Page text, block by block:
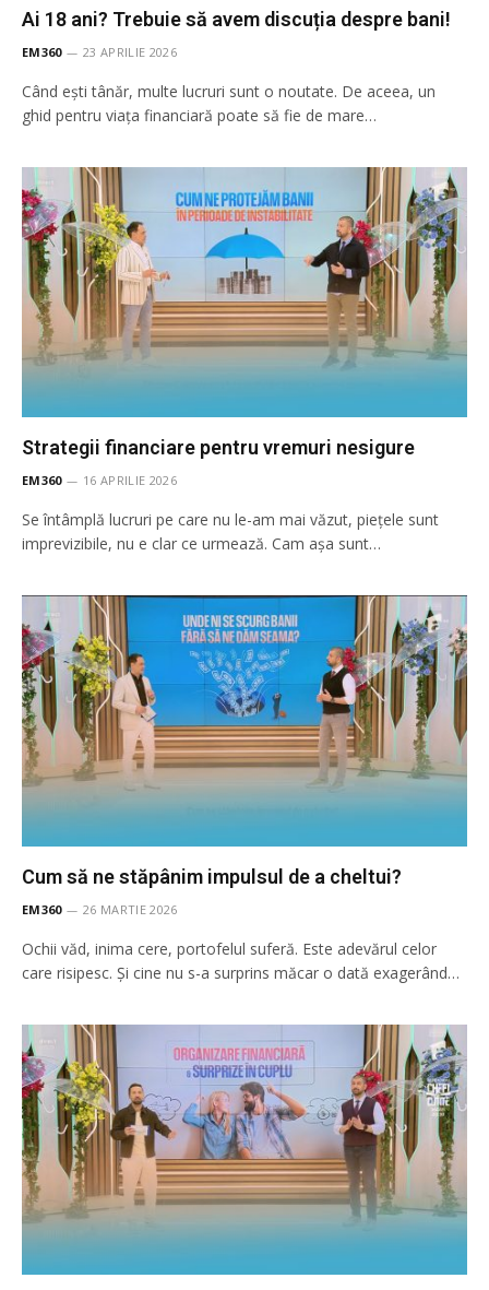
Ai 18 ani? Trebuie să avem discuția despre bani!
EM360 23 APRILIE 2026
Când ești tânăr, multe lucruri sunt o noutate. De aceea, un
ghid pentru viața financiară poate să fie de mare…
Strategii financiare pentru vremuri nesigure
EM360 16 APRILIE 2026
Se întâmplă lucruri pe care nu le-am mai văzut, piețele sunt
imprevizibile, nu e clar ce urmează. Cam așa sunt…
Cum să ne stăpânim impulsul de a cheltui?
EM360 26 MARTIE 2026
Ochii văd, inima cere, portofelul suferă. Este adevărul celor
care risipesc. Și cine nu s-a surprins măcar o dată exagerând…